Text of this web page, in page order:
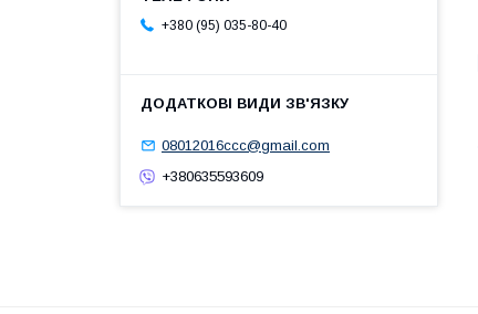
+380 (95) 035-80-40
08012016ccc@gmail.com
+380635593609